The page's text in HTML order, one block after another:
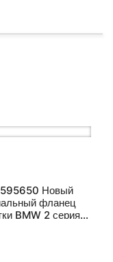
Новый
фланец
BMW 2 серия